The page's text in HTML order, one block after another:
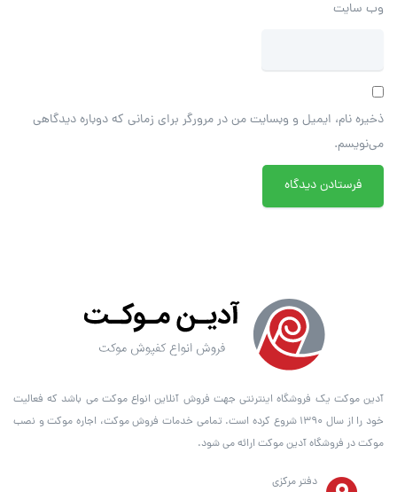
وب‌ سایت
ذخیره نام، ایمیل و وبسایت من در مرورگر برای زمانی که دوباره دیدگاهی
می‌نویسم.
آدین موکت یک فروشگاه اینترنتی جهت فروش آنلاین انواع موکت می باشد که فعالیت
خود را از سال ۱۳۹۰ شروع کرده است. تمامی خدمات فروش موکت، اجاره موکت و نصب
موکت در فروشگاه آدین موکت ارائه می شود.
دفتر مرکزی